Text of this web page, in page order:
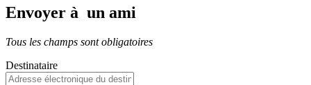
Envoyer à un ami
Tous les champs sont obligatoires
Destinataire